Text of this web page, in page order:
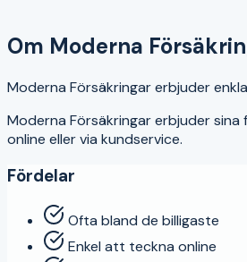
Om Moderna
Moderna Försäkringar erbjuder
Moderna Försäkringarerbjuder sina
online eller via kundservice.
Fördelar
Ofta bland de billigaste
Enkel att teckna online